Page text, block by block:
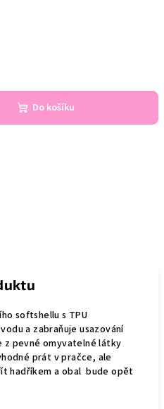
Do košíku
softshellu s TPU
a zabraňuje usazování
z pevné omyvatelné látky
prát v pračce, ale
hadříkem a obal bude opět